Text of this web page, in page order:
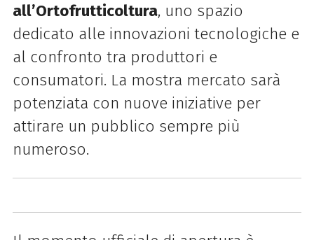
all’Ortofrutticoltura, uno spazio
dedicato alle innovazioni tecnologiche e
al confronto tra produttori e
consumatori. La mostra mercato sarà
potenziata con nuove iniziative per
attirare un pubblico sempre più
numeroso.